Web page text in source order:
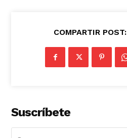
COMPARTIR POST:
Suscríbete